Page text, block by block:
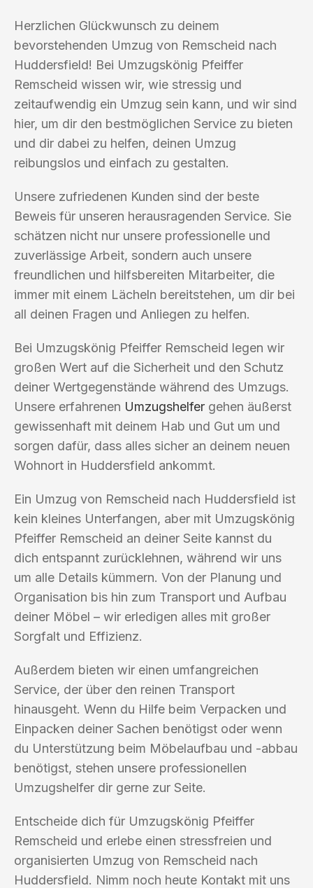
Herzlichen Glückwunsch zu deinem
bevorstehenden Umzug von Remscheid nach
Huddersfield! Bei Umzugskönig Pfeiffer
Remscheid wissen wir, wie stressig und
zeitaufwendig ein Umzug sein kann, und wir sind
hier, um dir den bestmöglichen Service zu bieten
und dir dabei zu helfen, deinen Umzug
reibungslos und einfach zu gestalten.
Unsere zufriedenen Kunden sind der beste
Beweis für unseren herausragenden Service. Sie
schätzen nicht nur unsere professionelle und
zuverlässige Arbeit, sondern auch unsere
freundlichen und hilfsbereiten Mitarbeiter, die
immer mit einem Lächeln bereitstehen, um dir bei
all deinen Fragen und Anliegen zu helfen.
Bei Umzugskönig Pfeiffer Remscheid legen wir
großen Wert auf die Sicherheit und den Schutz
deiner Wertgegenstände während des Umzugs.
Unsere erfahrenen Umzugshelfer gehen äußerst
gewissenhaft mit deinem Hab und Gut um und
sorgen dafür, dass alles sicher an deinem neuen
Wohnort in Huddersfield ankommt.
Ein Umzug von Remscheid nach Huddersfield ist
kein kleines Unterfangen, aber mit Umzugskönig
Pfeiffer Remscheid an deiner Seite kannst du
dich entspannt zurücklehnen, während wir uns
um alle Details kümmern. Von der Planung und
Organisation bis hin zum Transport und Aufbau
deiner Möbel – wir erledigen alles mit großer
Sorgfalt und Effizienz.
Außerdem bieten wir einen umfangreichen
Service, der über den reinen Transport
hinausgeht. Wenn du Hilfe beim Verpacken und
Einpacken deiner Sachen benötigst oder wenn
du Unterstützung beim Möbelaufbau und -abbau
benötigst, stehen unsere professionellen
Umzugshelfer dir gerne zur Seite.
Entscheide dich für Umzugskönig Pfeiffer
Remscheid und erlebe einen stressfreien und
organisierten Umzug von Remscheid nach
Huddersfield. Nimm noch heute Kontakt mit uns